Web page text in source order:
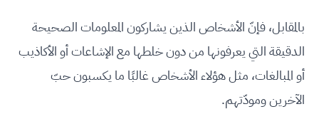
بالمقابل، فإنّ الأشخاص الذين يشاركون المعلومات الصحيحة
الدقيقة التي يعرفونها من دون خلطها مع الإشاعات أو الأكاذيب
أو المبالغات، مثل هؤلاء الأشخاص غالبًا ما يكسبون حبّ
الآخرين ومودّتهم.